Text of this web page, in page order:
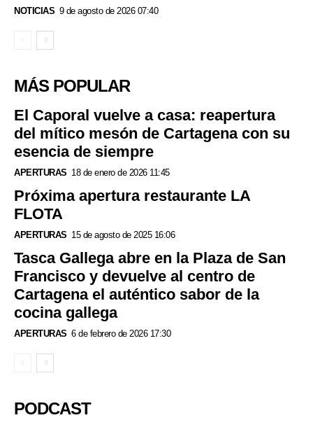
NOTICIAS 9 de agosto de 2026 07:40
MÁS POPULAR
El Caporal vuelve a casa: reapertura
del mítico mesón de Cartagena con su
esencia de siempre
APERTURAS 18 de enero de 2026 11:45
Próxima apertura restaurante LA
FLOTA
APERTURAS 15 de agosto de 2025 16:06
Tasca Gallega abre en la Plaza de San
Francisco y devuelve al centro de
Cartagena el auténtico sabor de la
cocina gallega
APERTURAS 6 de febrero de 2026 17:30
PODCAST